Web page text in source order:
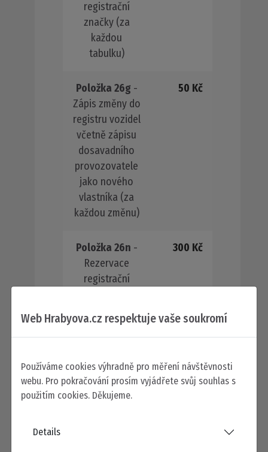
registrační
značky (za
každou
tabulku)
Položka 26g-
Zápis změny do
registru vozidel
včetně zápisu
dosavadního
provozovatele
jako nového
vlastníka (za
každou změnu)
50 Kč
Položka 26n -
Rezervace
registrační
vlastníka, nebo
provozovatele
vozidla, při
zániku
silničního
300 Kč
Web Hrabyova.cz respektuje vaše soukromí
Používáme cookies výhradně pro měření návštěvnosti
webu. Pro pokračování prosím vyjádřete svůj souhlas s
použitím cookies. Děkujeme.
Details